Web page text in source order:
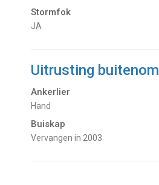
Stormfok
JA
Uitrusting buitenom
Ankerlier
Hand
Buiskap
Vervangen in 2003